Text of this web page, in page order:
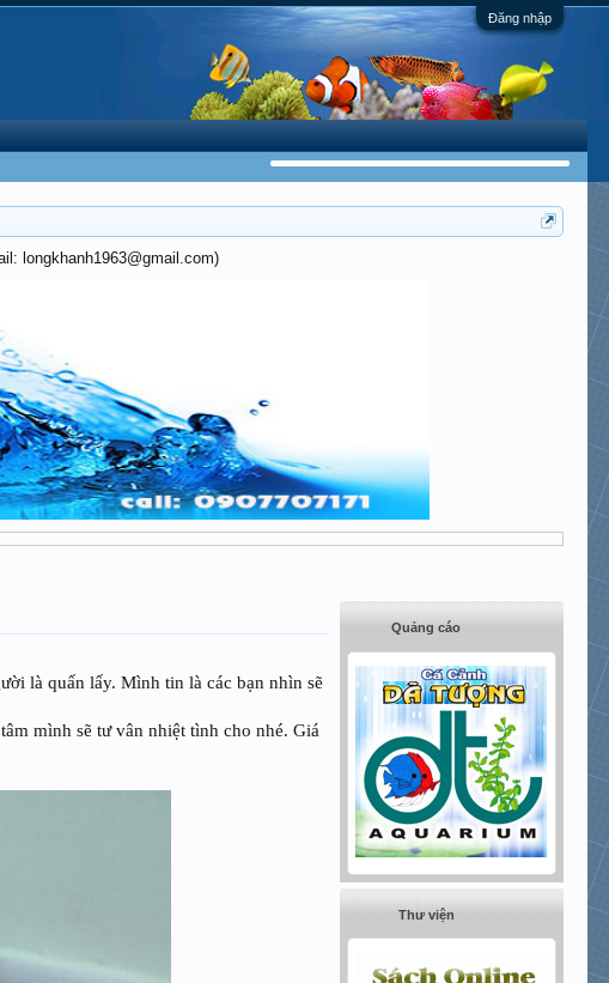
Đăng nhập
longkhanh1963@gmail.com)
là quấn lấy. Mình tin là các bạn nhìn sẽ
mình sẽ tư vân nhiệt tình cho nhé. Giá
Quảng cáo
Thư viện